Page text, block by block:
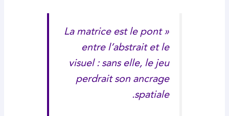
« La matrice est le pont
entre l’abstrait et le
visuel : sans elle, le jeu
perdrait son ancrage
spatiale.